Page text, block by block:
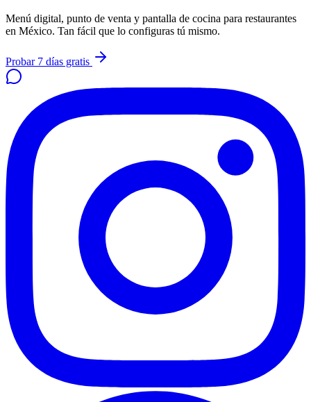
Menú digital, punto de venta y pantalla de cocina para restaurantes
en México. Tan fácil que lo configuras tú mismo.
Probar 7 días gratis